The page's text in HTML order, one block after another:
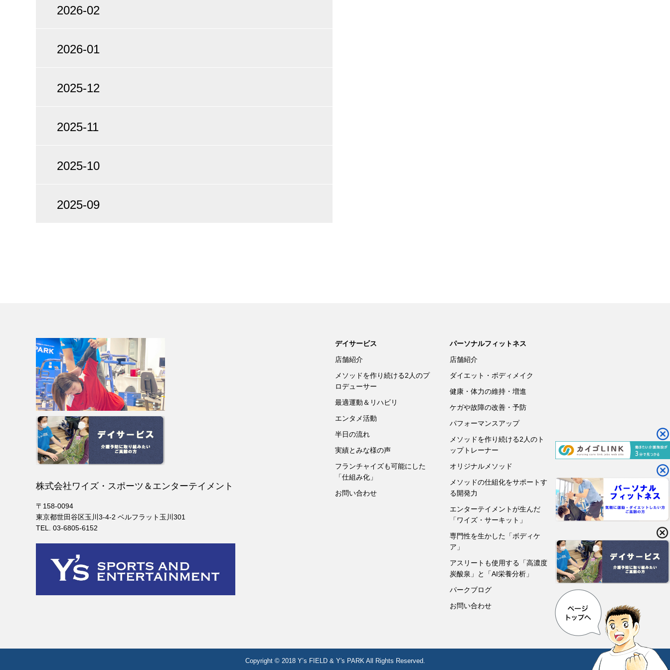
2026-02
2026-01
2025-12
2025-11
2025-10
2025-09
株式会社ワイズ・スポーツ＆エンターテイメント
〒158-0094
東京都世田谷区玉川3-4-2 ベルフラット玉川301
TEL. 03-6805-6152
デイサービス
店舗紹介
メソッドを作り続ける2人のプ
ロデューサー
最適運動＆リハビリ
エンタメ活動
半日の流れ
実績とみな様の声
フランチャイズも可能にした
「仕組み化」
お問い合わせ
パーソナルフィットネス
店舗紹介
ダイエット・ボディメイク
健康・体力の維持・増進
ケガや故障の改善・予防
パフォーマンスアップ
メソッドを作り続ける2人のト
ップトレーナー
オリジナルメソッド
メソッドの仕組化をサポートす
る開発力
エンターテイメントが生んだ
「ワイズ・サーキット」
専門性を生かした「ボディケ
ア」
アスリートも使用する「高濃度
炭酸泉」と「AI栄養分析」
パークブログ
お問い合わせ
Copyright © 2018 Y’s FIELD & Y's PARK All Rights Reserved.